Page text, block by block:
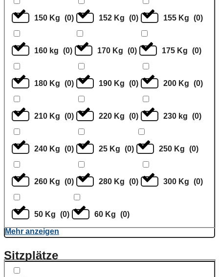
150 Kg (0) 152 Kg (0) 155 Kg (0)
160 kg (0) 170 Kg (0) 175 Kg (0)
180 Kg (0) 190 Kg (0) 200 Kg (0)
210 Kg (0) 220 Kg (0) 230 kg (0)
240 Kg (0) 25 Kg (0) 250 Kg (0)
260 Kg (0) 280 Kg (0) 300 Kg (0)
50 Kg (0) 60 Kg (0)
Mehr anzeigen
Sitzplätze